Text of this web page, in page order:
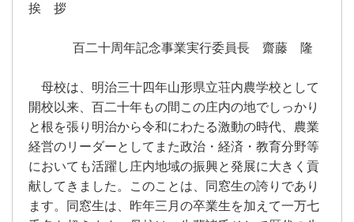
挨 拶
百二十周年記念事業実行委員長 齋藤 隆
母校は、明治三十四年山形県立荘内農学校として
開校以来、百二十年もの間この庄内の地でしっかり
と根を張り明治から令和にわたる激動の時代、農業
経営のリーダーとしてまた政治・経済・教育分野等
においても活躍し庄内地域の振興と発展に大きく貢
献してきました。このことは、同窓生の誇りであり
ます。同窓生は、昨年三月の卒業生を加えて一万七